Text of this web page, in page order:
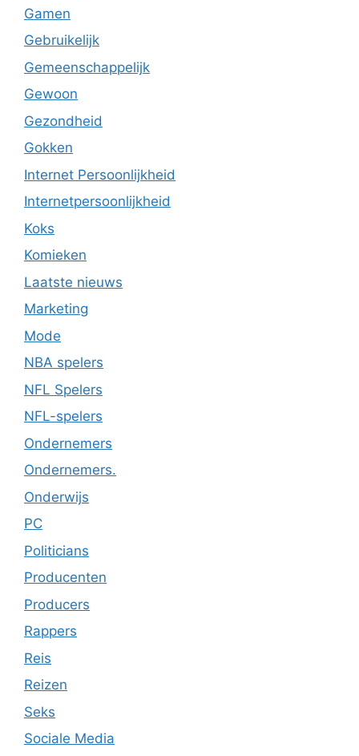
Gamen
Gebruikelijk
Gemeenschappelijk
Gewoon
Gezondheid
Gokken
Internet Persoonlijkheid
Internetpersoonlijkheid
Koks
Komieken
Laatste nieuws
Marketing
Mode
NBA spelers
NFL Spelers
NFL-spelers
Ondernemers
Ondernemers.
Onderwijs
PC
Politicians
Producenten
Producers
Rappers
Reis
Reizen
Seks
Sociale Media